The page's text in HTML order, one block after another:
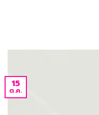
15
ต.ค.